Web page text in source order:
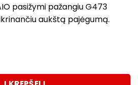
pasižymi pažangiu G473
aukštą pajėgumą.